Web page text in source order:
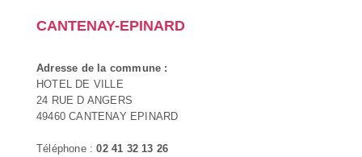
CANTENAY-EPINARD
Adresse de la commune :
HOTEL DE VILLE
24 RUE D ANGERS
49460 CANTENAY EPINARD
Téléphone :02 41 32 13 26